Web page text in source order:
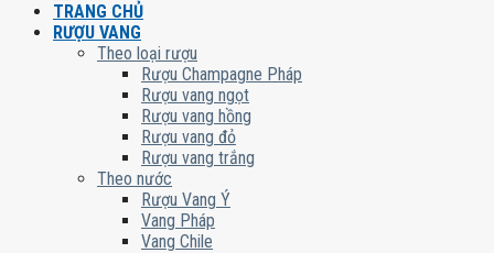
TRANG CHỦ
RƯỢU VANG
Theo loại rượu
Rượu Champagne Pháp
Rượu vang ngọt
Rượu vang hồng
Rượu vang đỏ
Rượu vang trắng
Theo nước
Rượu Vang Ý
Vang Pháp
Vang Chile